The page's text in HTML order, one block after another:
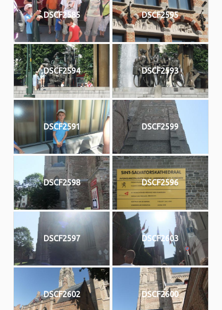
DSCF2585 DSCF2595
DSCF2594 DSCF2593
DSCF2591 DSCF2599
DSCF2598 DSCF2596
DSCF2597 DSCF2603
DSCF2602 DSCF2600